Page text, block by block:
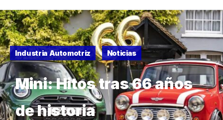
Industria Automotriz Noticias
Mini: Hitos tras 66 años
de historia